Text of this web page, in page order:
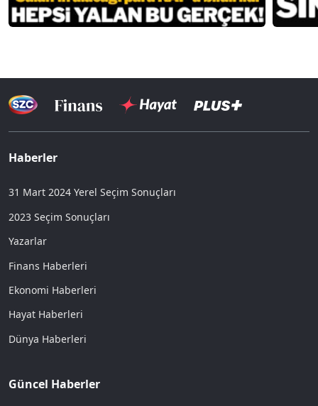
Haberler
31 Mart 2024 Yerel Seçim Sonuçları
2023 Seçim Sonuçları
Yazarlar
Finans Haberleri
Ekonomi Haberleri
Hayat Haberleri
Dünya Haberleri
Güncel Haberler